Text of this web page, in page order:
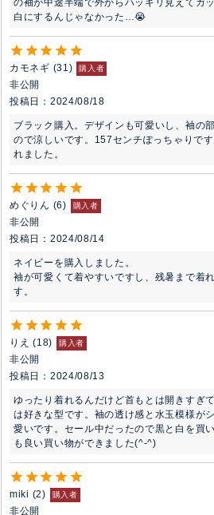
の袖が中途半端で外からハッキリ見えてガ
白にするんじゃなかった…😭
カモネギ 31 購入者
非公開
投稿日
2024/08/18
ブラック購入。デザインも可愛いし、袖の
ので涼しいです。157センチぽっちゃりで
れました。
めぐりん 6 購入者
非公開
投稿日
2024/08/14
ネイビーを購入しました。
袖が可愛くて着やすいですし、残暑まで着
す。
りえ 18 購入者
非公開
投稿日
2024/08/13
ゆったり着れるんだけど首もとは開きすぎ
は好きな型です。袖の透け感と水玉模様が
愛いです。セール中だったので黒と白を買
も良い買い物ができました(^-^)
miki 2 購入者
非公開